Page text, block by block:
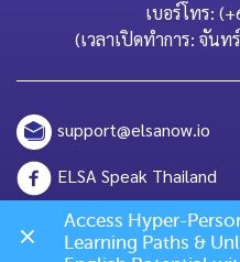
เบอร์โทร:
(เวลาเปิดทำการ: จัน
support@elsanow.io
ELSA Speak Thailand
Channel ID: @elsaspeak
Access Hyper-
Learning Paths &